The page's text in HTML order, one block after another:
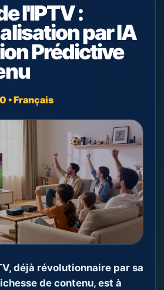
l'IPTV :
par IA
Prédictive
• Français
déjà révolutionnaire par sa
de contenu, est à